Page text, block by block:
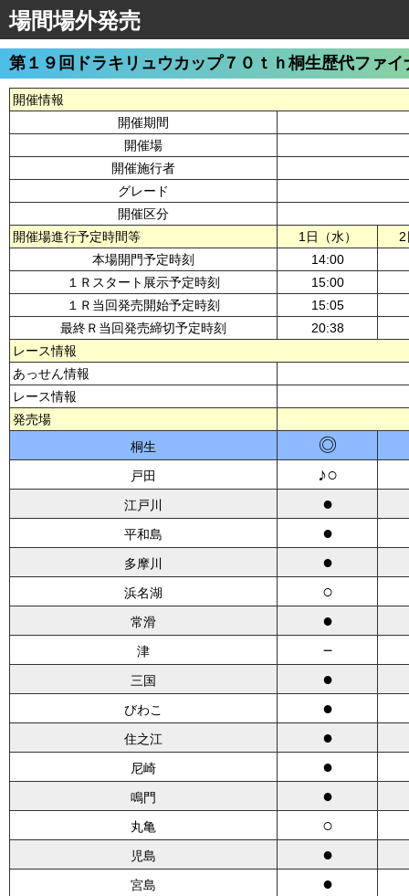
場間場外発売
第１９回ドラキリュウカップ７０ｔｈ桐生歴代ファ
開催情報
開催期間
開催場
開催施行者
グレード
開催区分
開催場進行予定時間等
1日（水）
本場開門予定時刻
14:00
１Ｒスタート展示予定時刻
15:00
１Ｒ当回発売開始予定時刻
15:05
最終Ｒ当回発売締切予定時刻
20:38
レース情報
あっせん情報
レース情報
発売場
桐生
◎
戸田 ♪○
江戸川 ●
平和島 ●
多摩川 ●
浜名湖 ○
常滑 ●
津 －
三国 ●
びわこ ●
住之江 ●
尼崎 ●
鳴門 ●
丸亀 ○
児島 ●
宮島 ●